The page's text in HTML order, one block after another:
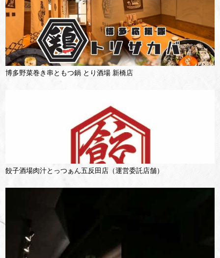
博多野菜巻き串ともつ鍋 とり酒場 新橋店
餃子酒場肉汁とっつぁん五反田店（運営委託店舗）